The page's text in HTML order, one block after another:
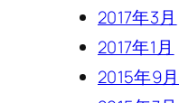
2017年3月
2017年1月
2015年9月